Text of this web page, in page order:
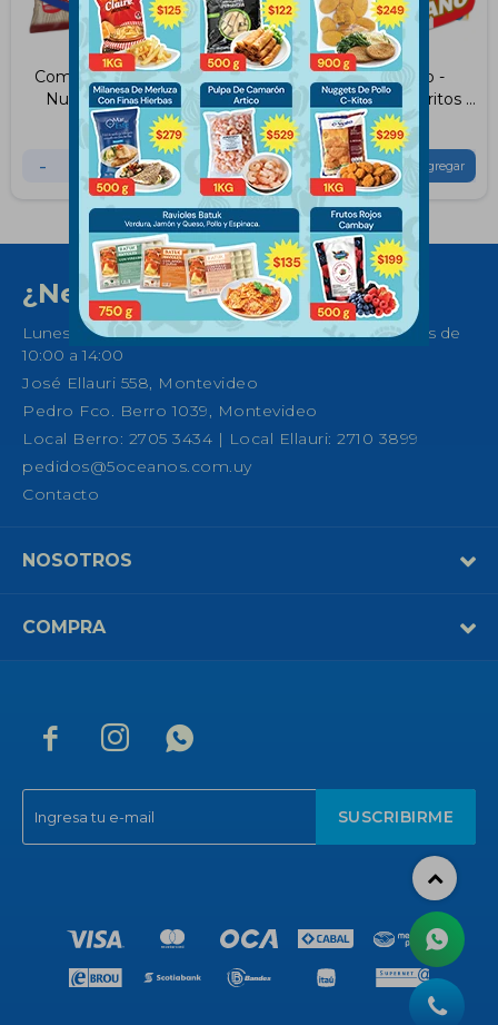
Combo Fish And Chips -
Nuggets de Merluza,
Papas Fritas
$ 443
- +
Combo Mexicano -
Guacamole, Dos Burritos y
Nuggets de Queso
Picantes
$ 771
- +
  
SUSCRIBIRME
¿Necesitas ayuda?
Lunes a Sábados de 08:30 a 21:00 horas y Domingos de
10:00 a 14:00
José Ellauri 558, Montevideo
Pedro Fco. Berro 1039, Montevideo
Local Berro: 2705 3434 | Local Ellauri: 2710 3899
pedidos@5oceanos.com.uy
Contacto
NOSOTROS
COMPRA